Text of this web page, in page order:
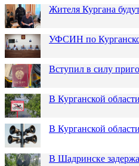
Жителя Кургана
УФСИН по
Вступил в силу
В Курганской
В Курганской
В Шадринске